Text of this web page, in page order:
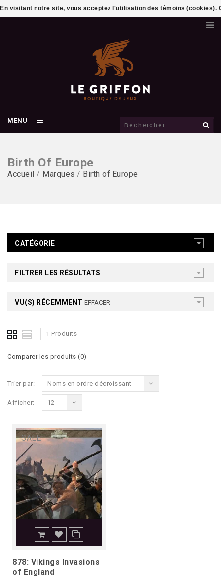
MENU
Birth Of Europe
Accueil / Marques / Birth of Europe
CATÉGORIE
FILTRER LES RÉSULTATS
VU(S) RÉCEMMENT EFFACER
1 Produits
Comparer les produits (0)
Trier par: Noms en ordre décroissant
Afficher: 12
SALE
878: Vikings Invasions
of England
En visitant notre site, vous acceptez l'utilisation des témoins